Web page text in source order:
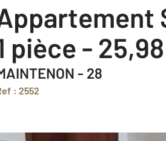
1 pièce -
- 28
Ref : 2552